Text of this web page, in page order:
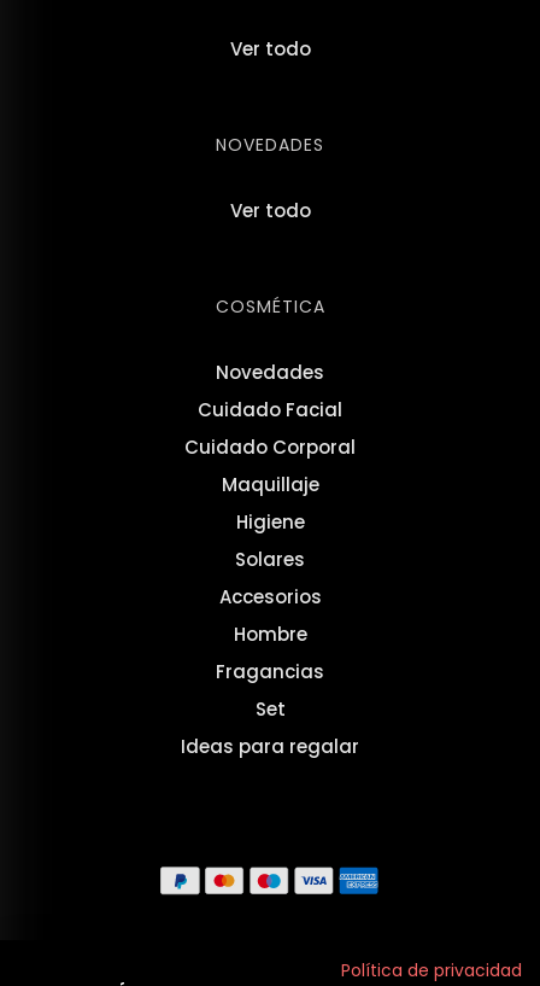
Ver todo
NOVEDADES
Ver todo
COSMÉTICA
Novedades
Cuidado Facial
Cuidado Corporal
Maquillaje
Higiene
Solares
Accesorios
Hombre
Fragancias
Set
Ideas para regalar
Política de privacidad